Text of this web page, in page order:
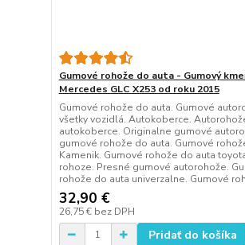
Gumové rohože do auta - Gumový
Mercedes GLC X253 od roku 2015
Gumové rohože do auta. Gumové
všetky vozidlá. Autokoberce.
autokoberce. Originalne gumové
gumové rohože do auta. Gumové
Kamenik. Gumové rohože do auta
rohoze. Presné gumové autorohože.
rohože do auta univerzalne. Gumové
32,90 €
26,75 € bez DPH
Pridať do košíka